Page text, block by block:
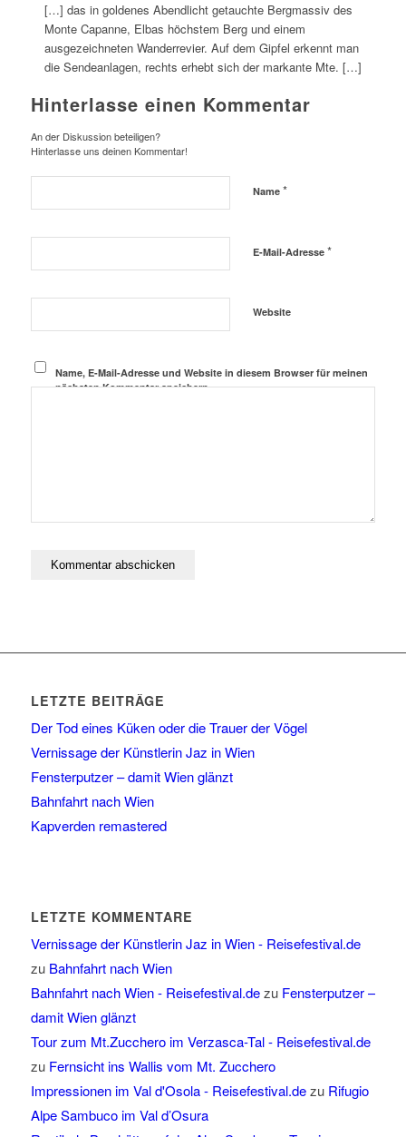
[…] das in goldenes Abendlicht getauchte Bergmassiv des
Monte Capanne, Elbas höchstem Berg und einem
ausgezeichneten Wanderrevier. Auf dem Gipfel erkennt man
die Sendeanlagen, rechts erhebt sich der markante Mte. […]
Hinterlasse einen Kommentar
An der Diskussion beteiligen?
Hinterlasse uns deinen Kommentar!
Name *
E-Mail-Adresse *
Website
Name, E-Mail-Adresse und Website in diesem Browser für meinen
nächsten Kommentar speichern.
LETZTE BEITRÄGE
Der Tod eines Küken oder die Trauer der Vögel
Vernissage der Künstlerin Jaz in Wien
Fensterputzer – damit Wien glänzt
Bahnfahrt nach Wien
Kapverden remastered
LETZTE KOMMENTARE
Vernissage der Künstlerin Jaz in Wien - Reisefestival.de
zu Bahnfahrt nach Wien
Bahnfahrt nach Wien - Reisefestival.dezu Fensterputzer –
damit Wien glänzt
Tour zum Mt.Zucchero im Verzasca-Tal - Reisefestival.de
zu Fernsicht ins Wallis vom Mt. Zucchero
Impressionen im Val d'Osola - Reisefestival.dezu Rifugio
Alpe Sambuco im Val d’Osura